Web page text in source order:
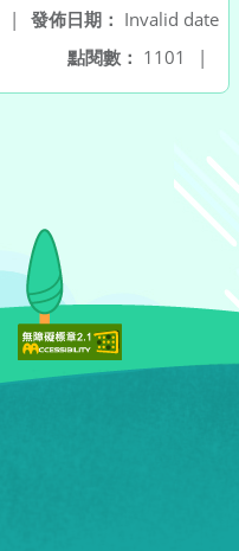
發佈日期： Invalid date
|
點閱數： 1101 |